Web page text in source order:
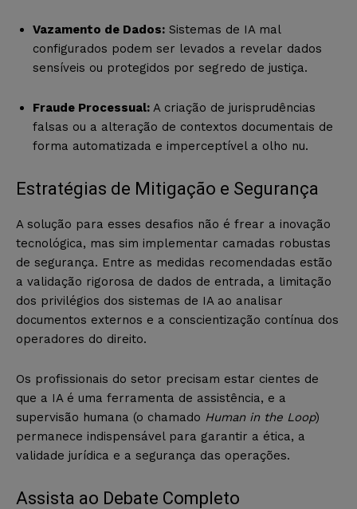
Vazamento de Dados: Sistemas de IA mal
configurados podem ser levados a revelar dados
sensíveis ou protegidos por segredo de justiça.
Fraude Processual: A criação de jurisprudências
falsas ou a alteração de contextos documentais de
forma automatizada e imperceptível a olho nu.
Estratégias de Mitigação e Segurança
A solução para esses desafios não é frear a inovação
tecnológica, mas sim implementar camadas robustas
de segurança. Entre as medidas recomendadas estão
a validação rigorosa de dados de entrada, a limitação
dos privilégios dos sistemas de IA ao analisar
documentos externos e a conscientização contínua dos
operadores do direito.
Os profissionais do setor precisam estar cientes de
que a IA é uma ferramenta de assistência, e a
supervisão humana (o chamado Human in the Loop)
permanece indispensável para garantir a ética, a
validade jurídica e a segurança das operações.
Assista ao Debate Completo